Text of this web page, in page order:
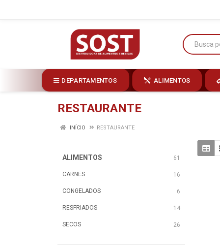
DEPARTAMENTOS ALIMENTOS
RESTAURANTE
INÍCIO RESTAURANTE
ALIMENTOS 61
CARNES 16
CONGELADOS 6
RESFRIADOS 14
SECOS 26